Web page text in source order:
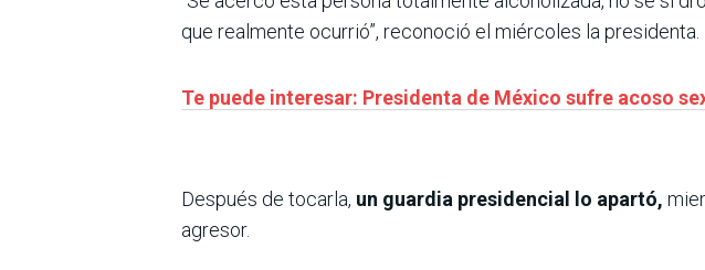
que realmente ocurrió”, reconoció el miércoles la presidenta.
Te puede interesar: Presidenta de México sufre acoso
Después de tocarla, un guardia presidencial lo apartó,
agresor.